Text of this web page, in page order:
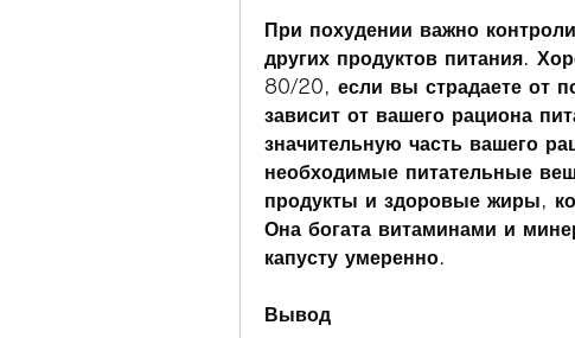
При похудении важно
других продуктов питания.
80/20, если вы страдаете от
зависит от вашего рациона
значительную часть вашего
необходимые питательные
продукты и здоровые жиры,
Она богата витаминами и
капусту умеренно.
Вывод